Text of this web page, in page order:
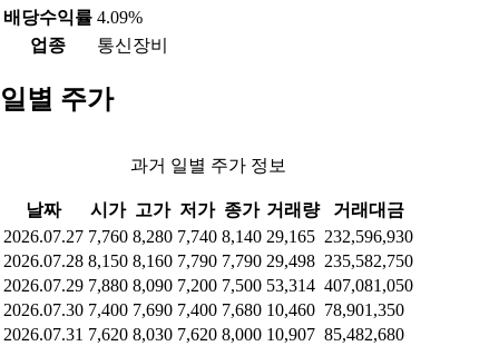
배당수익률 4.09%
업종
통신장비
일별 주가
과거 일별 주가 정보
날짜 시가 고가 저가 종가 거래량
거래대금
2026.07.27 7,760 8,280 7,740 8,140 29,165 232,596,930
2026.07.28 8,150 8,160 7,790 7,790 29,498 235,582,750
2026.07.29 7,880 8,090 7,200 7,500 53,314 407,081,050
2026.07.30 7,400 7,690 7,400 7,680 10,460 78,901,350
2026.07.31 7,620 8,030 7,620 8,000 10,907 85,482,680